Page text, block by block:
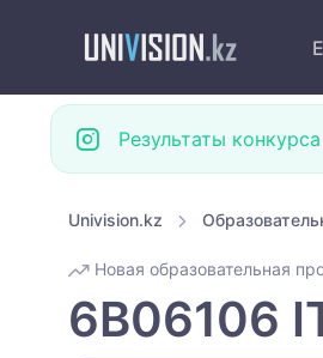
Результаты
Univision.kz
Новая образовательная
6B06106